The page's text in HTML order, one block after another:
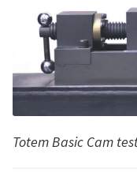
Totem Basic Cam